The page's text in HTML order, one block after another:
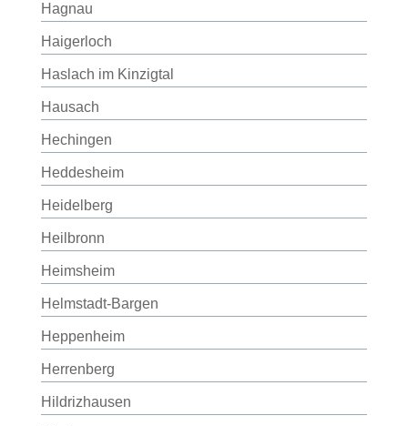
Hagnau
Haigerloch
Haslach im Kinzigtal
Hausach
Hechingen
Heddesheim
Heidelberg
Heilbronn
Heimsheim
Helmstadt-Bargen
Heppenheim
Herrenberg
Hildrizhausen